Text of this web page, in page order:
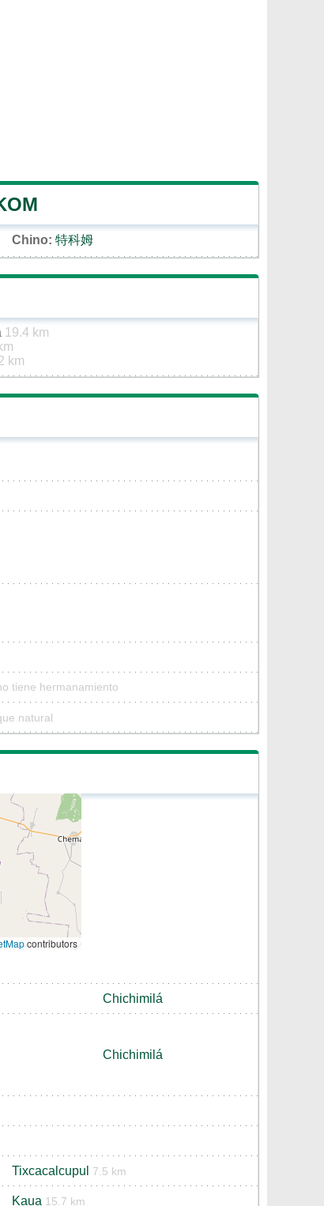
Chino: 特科姆
19.4 km
km
tiene hermanamiento
natural
contributors
Chichimilá
Chichimilá
Tixcacalcupul 7.5 km
Kaua 15.7 km